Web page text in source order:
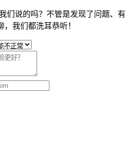
们说的吗？不管是发现了问题、有
我们都洗耳恭听！